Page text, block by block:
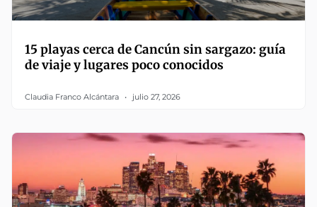
15 playas cerca de Cancún sin sargazo: guía
de viaje y lugares poco conocidos
Claudia Franco Alcántara julio 27, 2026